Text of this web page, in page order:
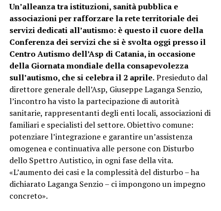
Un’alleanza tra istituzioni, sanità pubblica e
associazioni per rafforzare la rete territoriale dei
servizi dedicati all’autismo: è questo il cuore della
Conferenza dei servizi che si è svolta oggi presso il
Centro Autismo dell’Asp di Catania, in occasione
della Giornata mondiale della consapevolezza
sull’autismo, che si celebra il 2 aprile.Presieduto dal
direttore generale dell’Asp, Giuseppe Laganga Senzio,
l’incontro ha visto la partecipazione di autorità
sanitarie, rappresentanti degli enti locali, associazioni di
familiari e specialisti del settore. Obiettivo comune:
potenziare l’integrazione e garantire un’assistenza
omogenea e continuativa alle persone con Disturbo
dello Spettro Autistico, in ogni fase della vita.
«L’aumento dei casi e la complessità del disturbo – ha
dichiarato Laganga Senzio – ci impongono un impegno
concreto».